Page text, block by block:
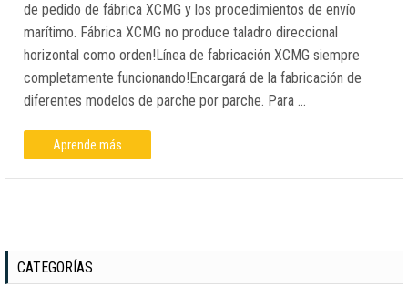
de pedido de fábrica XCMG y los procedimientos de envío
marítimo. Fábrica XCMG no produce taladro direccional
horizontal como orden!Línea de fabricación XCMG siempre
completamente funcionando!Encargará de la fabricación de
diferentes modelos de parche por parche. Para …
Aprende más
CATEGORÍAS